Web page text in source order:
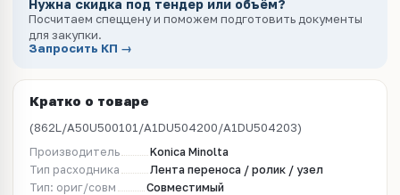
Нужна скидка под тендер или объём?
Посчитаем спеццену и поможем подготовить документы
для закупки.
Запросить КП →
Кратко о товаре
(862L/A50U500101/A1DU504200/A1DU504203)
Производитель
Konica Minolta
Тип расходника
Лента переноса / ролик / узел
Тип: ориг/совм
Совместимый